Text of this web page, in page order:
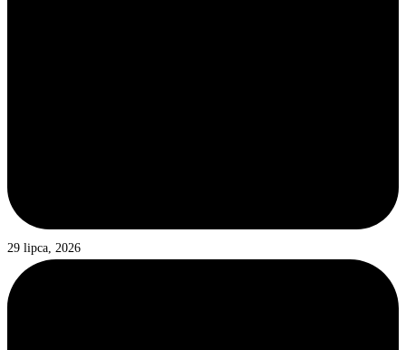
29 lipca, 2026